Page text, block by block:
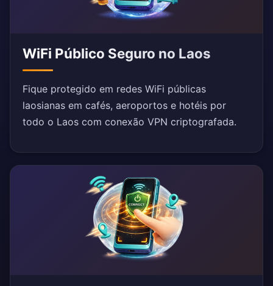
WiFi Público Seguro no Laos
Fique protegido em redes WiFi públicas
laosianas em cafés, aeroportos e hotéis por
todo o Laos com conexão VPN criptografada.